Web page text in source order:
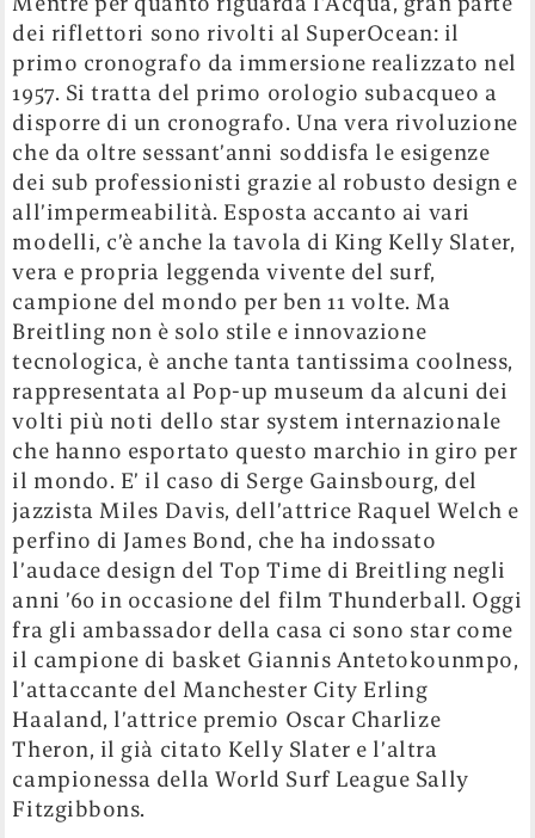
dei riflettori sono rivolti al SuperOcean: il
primo cronografo da immersione realizzato nel
1957. Si tratta del primo orologio subacqueo a
disporre di un cronografo. Una vera rivoluzione
che da oltre sessant’anni soddisfa le esigenze
dei sub professionisti grazie al robusto design e
all’impermeabilità. Esposta accanto ai vari
modelli, c’è anche la tavola di King Kelly Slater,
vera e propria leggenda vivente del surf,
campione del mondo per ben 11 volte. Ma
Breitling non è solo stile e innovazione
tecnologica, è anche tanta tantissima coolness,
rappresentata al Pop-up museum da alcuni dei
volti più noti dello star system internazionale
che hanno esportato questo marchio in giro per
il mondo. E’ il caso di Serge Gainsbourg, del
jazzista Miles Davis, dell’attrice Raquel Welch e
perfino di James Bond, che ha indossato
l’audace design del Top Time di Breitling negli
anni ’60 in occasione del film Thunderball. Oggi
fra gli ambassador della casa ci sono star come
il campione di basket Giannis Antetokounmpo,
l’attaccante del Manchester City Erling
Haaland, l’attrice premio Oscar Charlize
Theron, il già citato Kelly Slater e l’altra
campionessa della World Surf League Sally
Fitzgibbons.